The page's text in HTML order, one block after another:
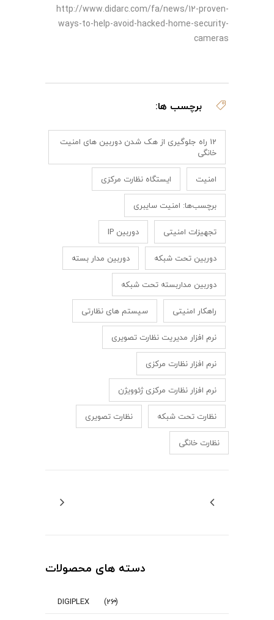
http://www.didarc.com/fa/news/12-proven-
ways-to-help-avoid-hacked-home-security-
cameras
برچسب ها:
12 راه جلوگیری از هک شدن دوربین های امنیت
خانگی
امنیت
ایستگاه نظارت مرکزی
برچسب‌ها: امنیت سایبری
تجهیزات امنیتی
دوربین IP
دوربین تحت شبکه
دوربین مدار بسته
دوربین مداربسته تحت شبکه
راهکار امنیتی
سیستم های نظارتی
نرم افزار مدیریت نظارت تصویری
نرم افزار نظارت مرکزی
نرم افزار نظارت مرکزی ژئوویژن
نظارت تحت شبکه
نظارت تصویری
نظارت خانگی
دسته های محصولات
DIGIPLEX
(26)